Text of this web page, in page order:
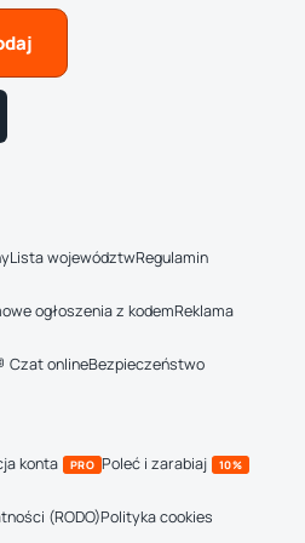
Lista województwRegulamin
ogłoszenia z kodemReklama
Czat onlineBezpieczeństwo
konta PRO Poleć i zarabiaj 10%
(RODO)Polityka cookies